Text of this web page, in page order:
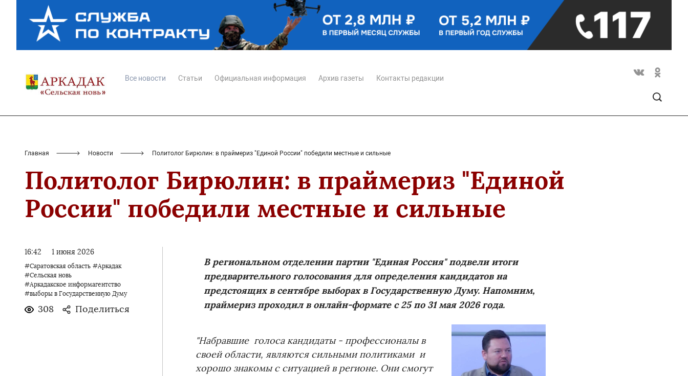
Все новости Статьи Официальная информация Архив газеты Контакты редакции
Главная Новости Политолог Бирюлин: в праймериз "Единой России" победили местные и сильные
Политолог Бирюлин: в праймериз "Единой
России" победили местные и сильные
16:42 1 июня 2026
#Саратовская область #Аркадак
#Сельская новь
#Аркадакское информагентство
#выборы в Государственную Думу
308 Поделиться
В региональном отделении партии "Единая Россия" подвели итоги
предварительного голосования для определения кандидатов на
предстоящих в сентябре выборах в Государственную Думу. Напомним,
праймериз проходил в онлайн-формате с 25 по 31 мая 2026 года.
"Набравшие голоса кандидаты - профессионалы в
своей области, являются сильными политиками и
хорошо знакомы с ситуацией в регионе. Они смогут